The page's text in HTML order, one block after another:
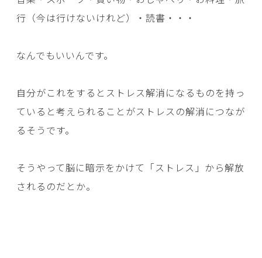
行（今は行けないけれど）・読書・・・
なんでもいいんです。
自分がこれをするとストレス解消になるものを持っ
ていると考えられることがストレスの解消につなが
るそうです。
そうやって脳に暗示をかけて「ストレス」から解放
されるのだとか。